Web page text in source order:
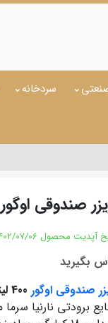
سردخانه
صندوقی اوگور 400 لیتری
آپدیت محصول 07/06
بگیرید
صندوقی اوگور
برودتی نارنیا